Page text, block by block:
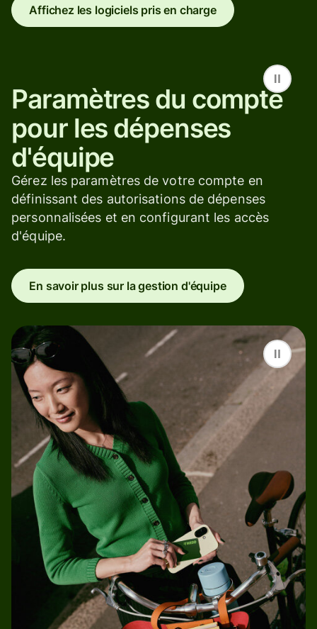
Affichez les logiciels pris en charge
Paramètres du compte
pour les dépenses
d'équipe
Gérez les paramètres de votre compte en
définissant des autorisations de dépenses
personnalisées et en configurant les accès
d'équipe.
En savoir plus sur la gestion d'équipe